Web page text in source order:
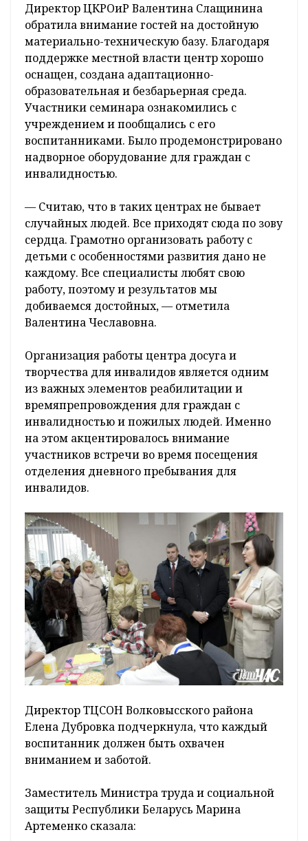
Директор ЦКРОиР Валентина Слащинина
обратила внимание гостей на достойную
материально-техническую базу. Благодаря
поддержке местной власти центр хорошо
оснащен, создана адаптационно-
образовательная и безбарьерная среда.
Участники семинара ознакомились с
учреждением и пообщались с его
воспитанниками. Было продемонстрировано
надворное оборудование для граждан с
инвалидностью.
— Считаю, что в таких центрах не бывает
случайных людей. Все приходят сюда по зову
сердца. Грамотно организовать работу с
детьми с особенностями развития дано не
каждому. Все специалисты любят свою
работу, поэтому и результатов мы
добиваемся достойных, — отметила
Валентина Чеславовна.
Организация работы центра досуга и
творчества для инвалидов является одним
из важных элементов реабилитации и
времяпрепровождения для граждан с
инвалидностью и пожилых людей. Именно
на этом акцентировалось внимание
участников встречи во время посещения
отделения дневного пребывания для
инвалидов.
Директор ТЦСОН Волковысского района
Елена Дубровка подчеркнула, что каждый
воспитанник должен быть охвачен
вниманием и заботой.
Заместитель Министра труда и социальной
защиты Республики Беларусь Марина
Артеменко сказала: